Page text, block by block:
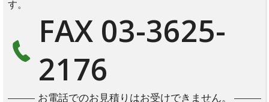
す。
FAX 03-3625-
2176
お電話でのお見積りはお受けできません。